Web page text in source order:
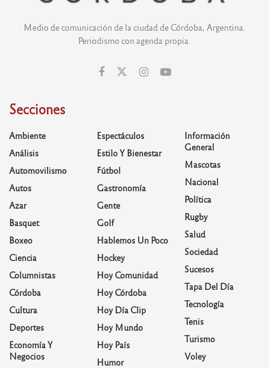
Medio de comunicación de la ciudad de Córdoba, Argentina.
Periodismo con agenda propia.
Secciones
Ambiente
Análisis
Automovilismo
Autos
Azar
Basquet
Boxeo
Ciencia
Columnistas
Córdoba
Cultura
Deportes
Economía Y
Negocios
Espectáculos
Estilo Y Bienestar
Fútbol
Gastronomía
Gente
Golf
Hablemos Un Poco
Hockey
Hoy Comunidad
Hoy Córdoba
Hoy Día Clip
Hoy Mundo
Hoy País
Humor
Información
General
Mascotas
Nacional
Política
Rugby
Salud
Sociedad
Sucesos
Tapa Del Día
Tecnología
Tenis
Turismo
Voley